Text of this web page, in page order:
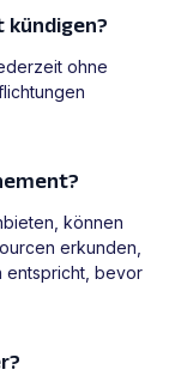
kündigen?
ohne
können
erkunden,
entspricht, bevor